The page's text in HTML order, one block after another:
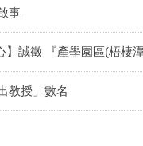
事
】誠徵 『產學園區(梧棲
教授」數名